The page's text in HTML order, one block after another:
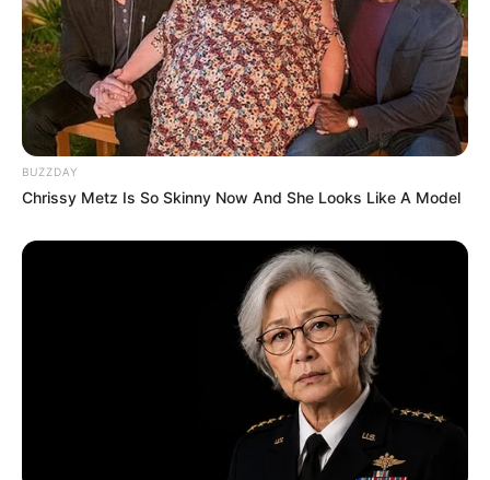
erstaunlichen Knolle noch verstärkt. Also warum
nicht selbst ein Stück Ingwer pflanzen und
sehen, wie weit die Magie dich führen kann?
BUZZDAY
Chrissy Metz Is So Skinny Now And She Looks Like A Model